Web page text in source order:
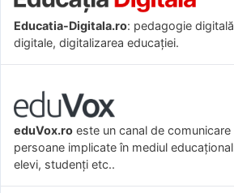
Educatia-Digitala.ro: pedagogie
digitale, digitalizarea educației.
eduVox.ro este un canal de
persoane implicate în mediul
elevi, studenți etc..